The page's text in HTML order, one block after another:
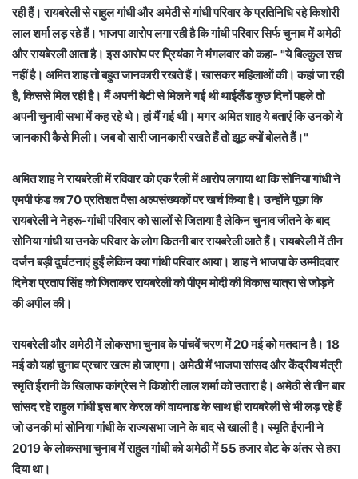
रही हैं। रायबरेली से राहुल गांधी और अमेठी से गांधी परिवार के प्रतिनिधि रहे किशोरी
लाल शर्मा लड़ रहे हैं। भाजपा आरोप लगा रही है कि गांधी परिवार सिर्फ चुनाव में अमेठी
और रायबेरली आता है। इस आरोप पर प्रियंका ने मंगलवार को कहा- "ये बिल्कुल सच
नहीं है। अमित शाह तो बहुत जानकारी रखते हैं। खासकर महिलाओं की। कहां जा रही
है, किससे मिल रही है। मैं अपनी बेटी से मिलने गई थी थाईलैंड कुछ दिनों पहले तो
अपनी चुनावी सभा में कह रहे थे। हां मैं गई थी। मगर अमित शाह ये बताएं कि उनको ये
जानकारी कैसे मिली। जब वो सारी जानकारी रखते हैं तो झूठ क्यों बोलते हैं।"
अमित शाह ने रायबरेली में रविवार को एक रैली में आरोप लगाया था कि सोनिया गांधी ने
एमपी फंड का 70 प्रतिशत पैसा अल्पसंख्यकों पर खर्च किया है। उन्होंने पूछा कि
रायबरेली ने नेहरू-गांधी परिवार को सालों से जिताया है लेकिन चुनाव जीतने के बाद
सोनिया गांधी या उनके परिवार के लोग कितनी बार रायबरेली आते हैं। रायबरेली में तीन
दर्जन बड़ी दुर्घटनाएं हुईं लेकिन क्या गांधी परिवार आया। शाह ने भाजपा के उम्मीदवार
दिनेश प्रताप सिंह को जिताकर रायबरेली को पीएम मोदी की विकास यात्रा से जोड़ने
की अपील की।
रायबरेली और अमेठी में लोकसभा चुनाव के पांचवें चरण में 20 मई को मतदान है। 18
मई को यहां चुनाव प्रचार खत्म हो जाएगा। अमेठी में भाजपा सांसद और केंद्रीय मंत्री
स्मृति ईरानी के खिलाफ कांग्रेस ने किशोरी लाल शर्मा को उतारा है। अमेठी से तीन बार
सांसद रहे राहुल गांधी इस बार केरल की वायनाड के साथ ही रायबरेली से भी लड़ रहे हैं
जो उनकी मां सोनिया गांधी के राज्यसभा जाने के बाद से खाली है। स्मृति ईरानी ने
2019 के लोकसभा चुनाव में राहुल गांधी को अमेठी में 55 हजार वोट के अंतर से हरा
दिया था।